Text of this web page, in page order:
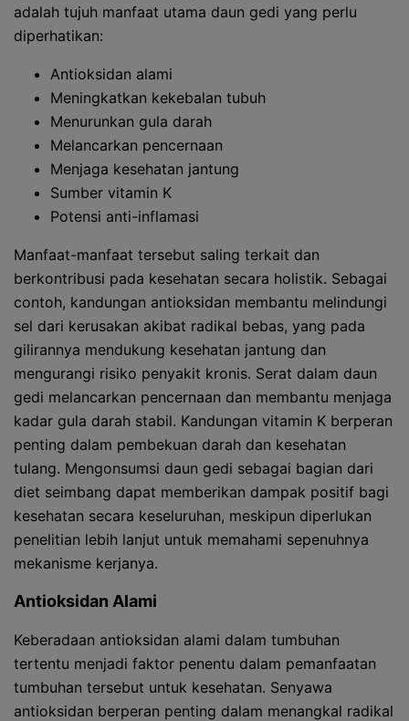
adalah tujuh manfaat utama daun gedi yang perlu
diperhatikan:
Antioksidan alami
Meningkatkan kekebalan tubuh
Menurunkan gula darah
Melancarkan pencernaan
Menjaga kesehatan jantung
Sumber vitamin K
Potensi anti-inflamasi
Manfaat-manfaat tersebut saling terkait dan
berkontribusi pada kesehatan secara holistik. Sebagai
contoh, kandungan antioksidan membantu melindungi
sel dari kerusakan akibat radikal bebas, yang pada
gilirannya mendukung kesehatan jantung dan
mengurangi risiko penyakit kronis. Serat dalam daun
gedi melancarkan pencernaan dan membantu menjaga
kadar gula darah stabil. Kandungan vitamin K berperan
penting dalam pembekuan darah dan kesehatan
tulang. Mengonsumsi daun gedi sebagai bagian dari
diet seimbang dapat memberikan dampak positif bagi
kesehatan secara keseluruhan, meskipun diperlukan
penelitian lebih lanjut untuk memahami sepenuhnya
mekanisme kerjanya.
Antioksidan Alami
Keberadaan antioksidan alami dalam tumbuhan
tertentu menjadi faktor penentu dalam pemanfaatan
tumbuhan tersebut untuk kesehatan. Senyawa
antioksidan berperan penting dalam menangkal radikal